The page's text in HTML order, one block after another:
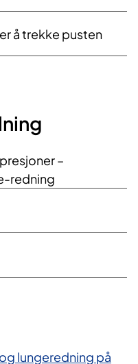
å trekke pusten
–
redning
lungeredning på